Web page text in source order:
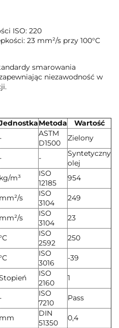
ISO: 220
23 mm²/s przy 100°C
smarowania
niezawodność w
Metoda
Wartość
ASTM
D1500
Zielony
-
Syntetyczny
olej
kg/m³
ISO
12185
954
mm²/s
ISO
3104
249
mm²/s
ISO
3104
23
ISO
2592
250
ISO
3016
-39
ISO
2160
1
ISO
7210
Pass
mm
DIN
51350
0,4